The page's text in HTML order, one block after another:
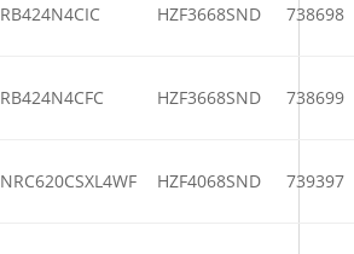
RB424N4CIC HZF3668SND 738698
RB424N4CFC HZF3668SND 738699
NRC620CSXL4WF HZF4068SND 739397